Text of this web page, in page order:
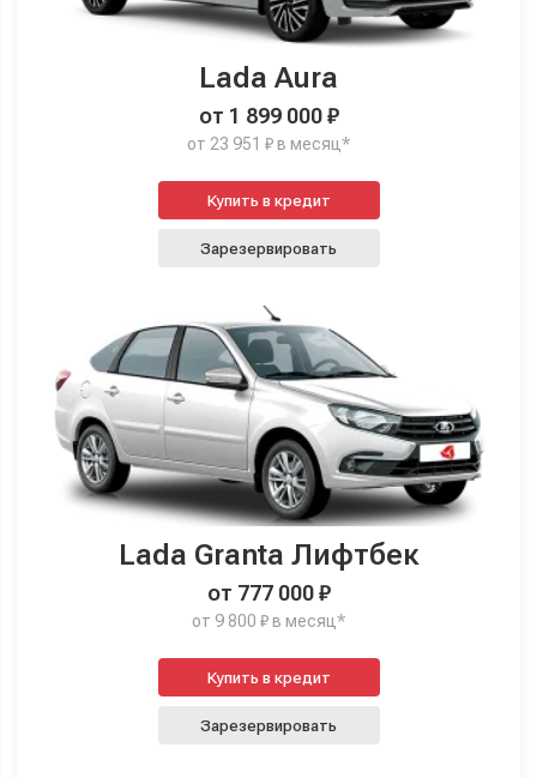
Lada Aura
от 1 899 000 ₽
от 23 951 ₽ в месяц*
Купить в кредит
Зарезервировать
Lada Granta Лифтбек
от 777 000 ₽
от 9 800 ₽ в месяц*
Купить в кредит
Зарезервировать